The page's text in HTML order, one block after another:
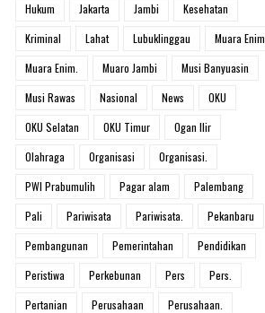
Hukum
Jakarta Jambi
Kesehatan
Kriminal
Lahat Lubuklinggau
Muara Enim
Muara Enim.
Muaro Jambi
Musi Banyuasin
Musi Rawas
Nasional News
OKU
OKU Selatan
OKU Timur
Ogan Ilir
Olahraga
Organisasi
Organisasi.
PWI Prabumulih
Pagar alam
Palembang
Pali
Pariwisata Pariwisata.
Pekanbaru
Pembangunan
Pemerintahan
Pendidikan
Peristiwa
Perkebunan Pers
Pers.
Pertanian
Perusahaan
Perusahaan.